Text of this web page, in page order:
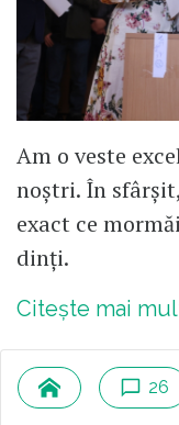
Am o veste
noștri. În
exact ce
dinți.
Citește mai
26